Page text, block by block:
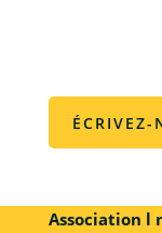
ÉCRIVEZ-
Association l